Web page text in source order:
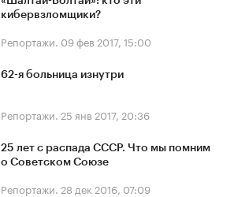
кибервзломщики?
Репортажи. 09 фев 2017, 15:00
62-я больница изнутри
Репортажи. 25 янв 2017, 20:36
25 лет с распада СССР. Что мы помним
о Советском Союзе
Репортажи. 28 дек 2016, 07:09